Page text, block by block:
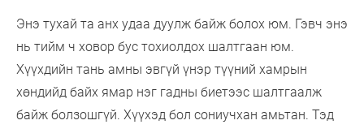
Энэ тухай та анх удаа дуулж байж болох юм. Гэвч энэ
нь тийм ч ховор бус тохиолдох шалтгаан юм.
Хүүхдийн тань амны эвгүй үнэр түүний хамрын
хөндийд байх ямар нэг гадны биетээс шалтгаалж
байж болзошгүй. Хүүхэд бол сониучхан амьтан. Тэд